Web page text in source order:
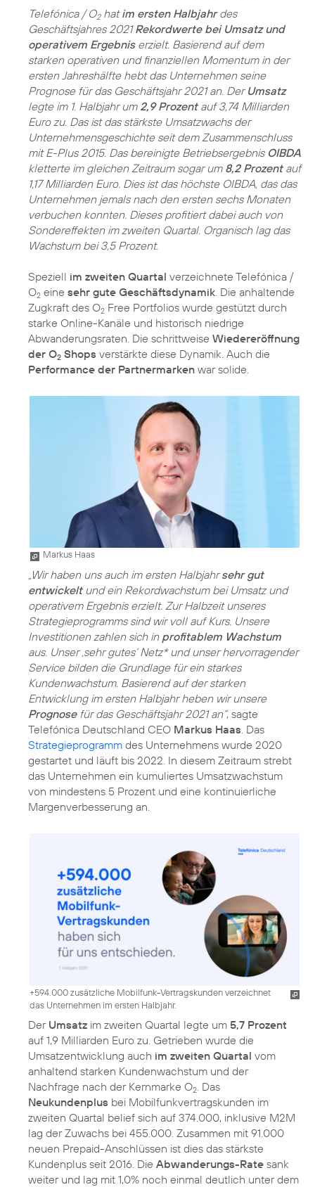
Telefónica / O2hatim ersten Halbjahrdes
Geschäftsjahres 2021Rekordwerte bei Umsatz und
operativem Ergebniserzielt. Basierend auf dem
starken operativen und finanziellen Momentum in der
ersten Jahreshälfte hebt das Unternehmen seine
Prognose für das Geschäftsjahr 2021 an. Der Umsatz
legte im 1. Halbjahr um 2,9 Prozentauf 3,74 Milliarden
Euro zu. Das ist das stärkste Umsatzwachs der
Unternehmensgeschichte seit dem Zusammenschluss
mit E-Plus 2015. Das bereinigte Betriebsergebnis OIBDA
kletterte im gleichen Zeitraum sogar um 8,2 Prozentauf
1,17 Milliarden Euro. Dies ist das höchste OIBDA, das das
Unternehmen jemals nach den ersten sechs Monaten
verbuchen konnten. Dieses profitiert dabei auch von
Sondereffekten im zweiten Quartal. Organisch lag das
Wachstum bei 3,5 Prozent.
Speziell im zweiten Quartal verzeichnete Telefónica /
O2 eine sehr gute Geschäftsdynamik . Die anhaltende
Zugkraft des O2 Free Portfolios wurde gestützt durch
starke Online-Kanäle und historisch niedrige
Abwanderungsraten. Die schrittweise Wiedereröffnung
der O2 Shops verstärkte diese Dynamik. Auch die
Performance der Partnermarken war solide.
Markus Haas
„Wir haben uns auch im ersten Halbjahrsehr gut
entwickeltund ein Rekordwachstum bei Umsatz und
operativem Ergebnis erzielt. Zur Halbzeit unseres
Strategieprogramms sind wir voll auf Kurs. Unsere
Investitionen zahlen sich in profitablem Wachstum
aus. Unser ‚sehr gutes‘ Netz* und unser hervorragender
Service bilden die Grundlage für ein starkes
Kundenwachstum. Basierend auf der starken
Entwicklung im ersten Halbjahr heben wir unsere
Prognosefür das Geschäftsjahr 2021 an“, sagte
Telefónica Deutschland CEO Markus Haas. Das
Strategieprogramm des Unternehmens wurde 2020
gestartet und läuft bis 2022. In diesem Zeitraum strebt
das Unternehmen ein kumuliertes Umsatzwachstum
von mindestens 5 Prozent und eine kontinuierliche
Margenverbesserung an.
+594.000 zusätzliche Mobilfunk-Vertragskunden verzeichnet
das Unternehmen im ersten Halbjahr.
Der Umsatz im zweiten Quartal legte um 5,7 Prozent
auf 1,9 Milliarden Euro zu. Getrieben wurde die
Umsatzentwicklung auch im zweiten Quartal vom
anhaltend starken Kundenwachstum und der
Nachfrage nach der Kernmarke O2 . Das
Neukundenplus bei Mobilfunkvertragskunden im
zweiten Quartal belief sich auf 374.000, inklusive M2M
lag der Zuwachs bei 455.000. Zusammen mit 91.000
neuen Prepaid-Anschlüssen ist dies das stärkste
Kundenplus seit 2016. Die Abwanderungs-Rate sank
weiter und lag mit 1,0% noch einmal deutlich unter dem